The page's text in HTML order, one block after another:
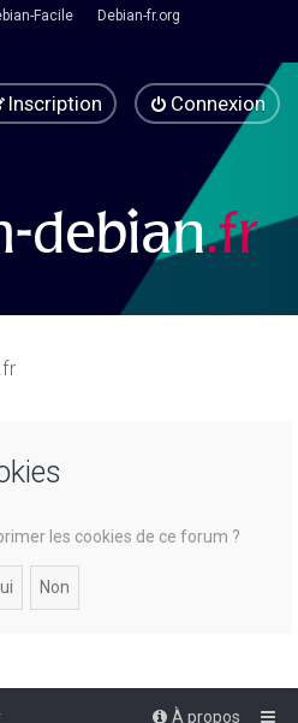
Facile
Debian-fr.org
Connexion
Inscription
les cookies de ce forum ?
À propos